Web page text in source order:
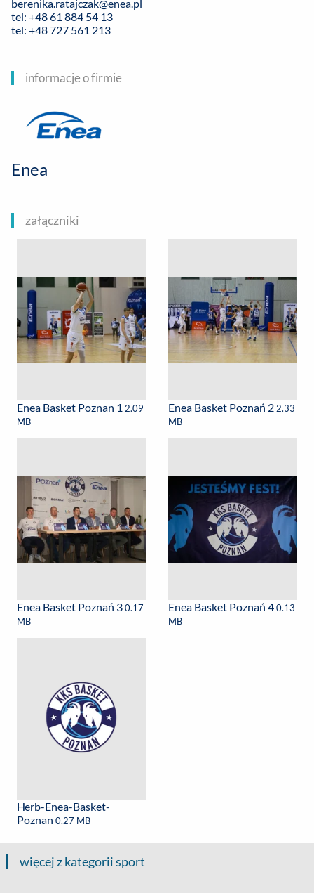
berenika.ratajczak@enea.pl
tel: +48 61 884 54 13
tel: +48 727 561 213
informacje o firmie
Enea
załączniki
Enea Basket Poznan 1 2.09
MB
Enea Basket Poznań 22.33
MB
Enea Basket Poznań 30.17
MB
Enea Basket Poznań 40.13
MB
Herb-Enea-Basket-
Poznan 0.27 MB
więcej z kategorii sport